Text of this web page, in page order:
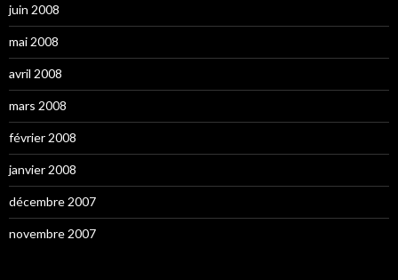
juin 2008
mai 2008
avril 2008
mars 2008
février 2008
janvier 2008
décembre 2007
novembre 2007